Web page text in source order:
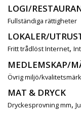
LOGI/
Fullständiga rättigheter
LOKALER/
Fritt trådlöst Internet,
MEDLEMSKAP/
Övrig miljö/
MAT & DRYCK
Dryckesprovning mm,